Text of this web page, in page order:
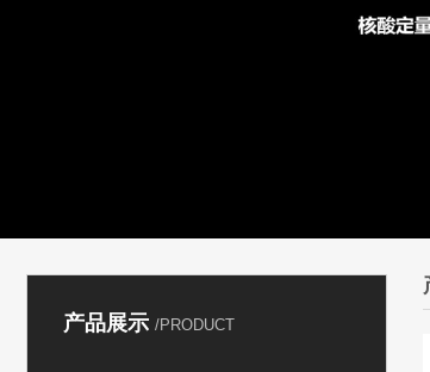
产品展示 /PRODUCT